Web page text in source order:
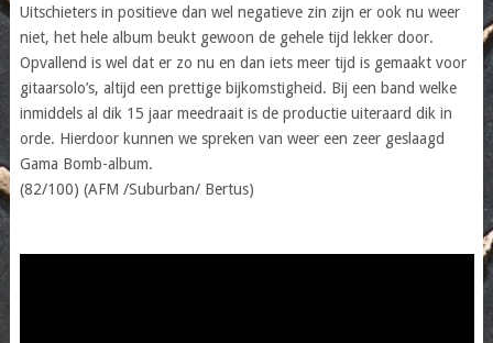
Uitschieters in positieve dan wel negatieve zin zijn er ook nu weer
niet, het hele album beukt gewoon de gehele tijd lekker door.
Opvallend is wel dat er zo nu en dan iets meer tijd is gemaakt voor
gitaarsolo’s, altijd een prettige bijkomstigheid. Bij een band welke
inmiddels al dik 15 jaar meedraait is de productie uiteraard dik in
orde. Hierdoor kunnen we spreken van weer een zeer geslaagd
Gama Bomb-album.
(82/100) (AFM /Suburban/ Bertus)